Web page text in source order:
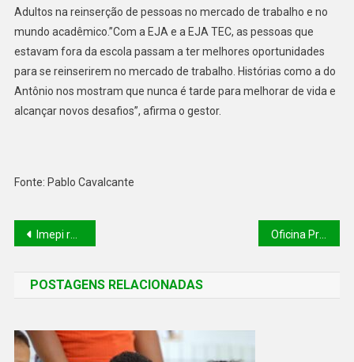
Adultos na reinserção de pessoas no mercado de trabalho e no
mundo acadêmico.”Com a EJA e a EJA TEC, as pessoas que
estavam fora da escola passam a ter melhores oportunidades
para se reinserirem no mercado de trabalho. Histórias como a do
Antônio nos mostram que nunca é tarde para melhorar de vida e
alcançar novos desafios”, afirma o gestor.
Fonte: Pablo Cavalcante
Imepi realiza doação de produtos para famílias de Picos Oficina Proadi-SUS desenvolve soluções para melhorias nos serviços de saúde no Piauí
POSTAGENS RELACIONADAS